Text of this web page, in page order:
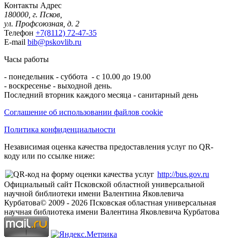
Контакты Адрес
180000, г. Псков,
ул. Профсоюзная, д. 2
Телефон +7(8112) 72-47-35
E-mail bib@pskovlib.ru
Часы работы
- понедельник - суббота - с 10.00 до 19.00
- воскресенье - выходной день.
Последний вторник каждого месяца - санитарный день
Соглашение об использовании файлов cookie
Политика конфиденциальности
Независимая оценка качества предоставления услуг по QR-
коду или по ссылке ниже:
http://bus.gov.ru
Официальный сайт Псковской областной универсальной
научной библиотеки имени Валентина Яковлевича
Курбатова© 2009 - 2026 Псковская областная универсальная
научная библиотека имени Валентина Яковлевича Курбатова